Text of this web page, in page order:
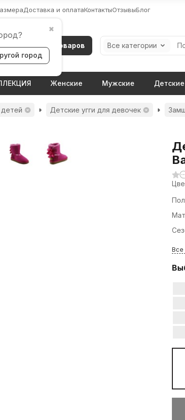
✖
город
Доставка и оплатаКонтактыОтзывыБлог
Каталог товаров Все категории
Женские Мужские Детские
детей Детские угги для девочек
Пол
Все